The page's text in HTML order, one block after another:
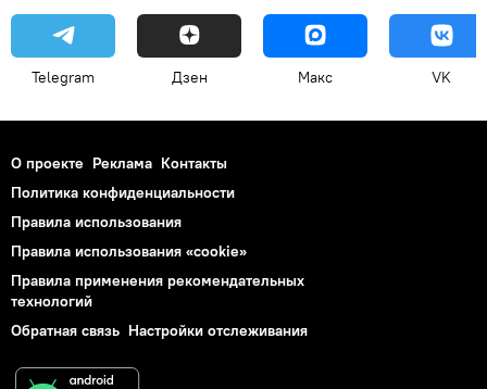
Telegram Дзен Макс VK
О проекте Реклама Контакты
Политика конфиденциальности
Правила использования
Правила использования «cookie»
Правила применения рекомендательных
технологий
Обратная связь Настройки отслеживания